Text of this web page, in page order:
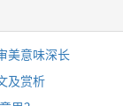
美意味深长
及赏析